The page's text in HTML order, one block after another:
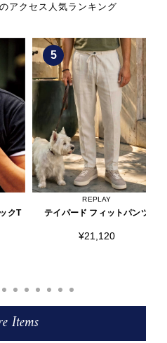
アクセス人気ランキング
5
REPLAY
テイパード フィットパンツ
¥21,120
Items